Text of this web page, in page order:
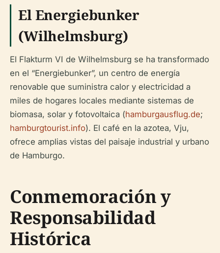
El Energiebunker
(Wilhelmsburg)
El Flakturm VI de Wilhelmsburg se ha transformado
en el “Energiebunker”, un centro de energía
renovable que suministra calor y electricidad a
miles de hogares locales mediante sistemas de
biomasa, solar y fotovoltaica (hamburgausflug.de;
hamburgtourist.info). El café en la azotea, Vju,
ofrece amplias vistas del paisaje industrial y urbano
de Hamburgo.
Conmemoración y
Responsabilidad
Histórica